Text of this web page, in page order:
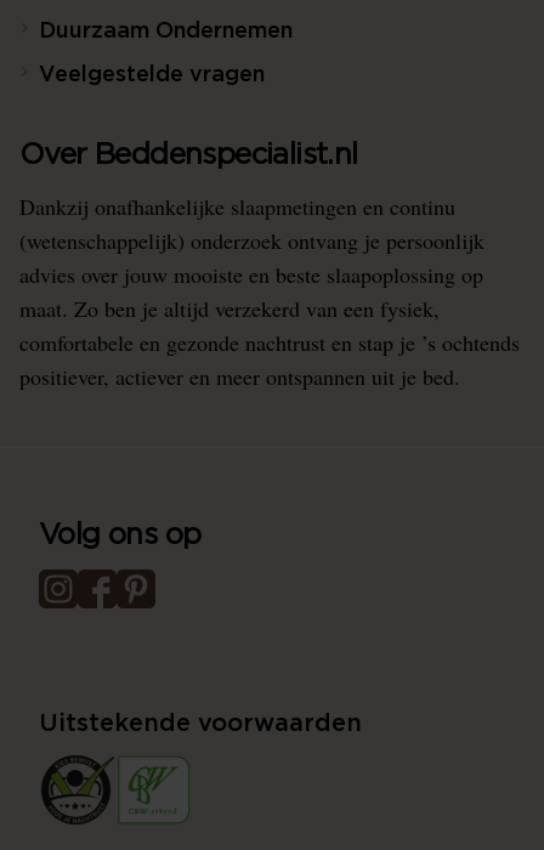
Duurzaam Ondernemen
Veelgestelde vragen
Over Beddenspecialist.nl
Dankzij onafhankelijke slaapmetingen en continu
(wetenschappelijk) onderzoek ontvang je persoonlijk
advies over jouw mooiste en beste slaapoplossing op
maat. Zo ben je altijd verzekerd van een fysiek,
comfortabele en gezonde nachtrust en stap je ’s ochtends
positiever, actiever en meer ontspannen uit je bed.
Volg ons op
Uitstekende voorwaarden